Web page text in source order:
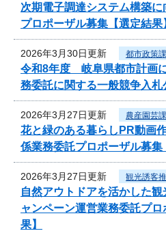
次期電子調達システム構築
プロポーザル募集【選定結果
2026年3月30日更新 都市政策課
令和8年度 岐阜県都市計画
務委託に関する一般競争入札
2026年3月27日更新 農産園芸課
花と緑のある暮らしPR動画
係業務委託プロポーザル募集
2026年3月27日更新 観光誘客
自然アウトドアを活かした
ャンペーン運営業務委託プ
果】